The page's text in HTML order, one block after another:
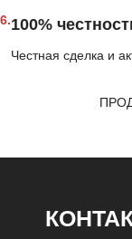
6.100%
Честная сделка и